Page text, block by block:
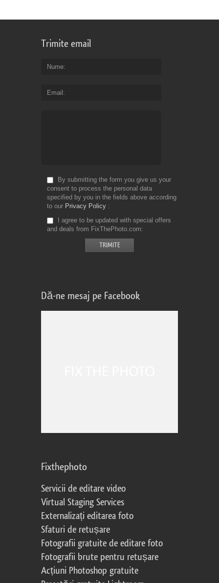
Trimite email
Nume
Email
By submitting the form you give us your
consent to process the personal data
specified by you in the fields above according
to our Privacy Policy
I agree to be updated with special offers
and deals from FixThePhoto.com
Dă-ne mesaj pe Facebook
Fixthephoto
Servicii de editare video
Virtual Staging Services
Externalizați editarea foto
Sfaturi de retușare
Fotografii gratuite de editare foto
Fotografii brute pentru retușare
Acțiuni Photoshop gratuite